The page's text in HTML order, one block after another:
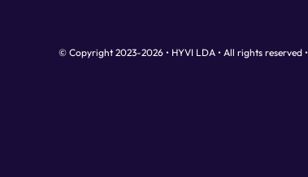
© Copyright 2023-2026 • HYVI LDA • All rights reserved •